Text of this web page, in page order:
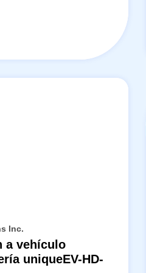
Inc.
a vehículo
uniqueEV-HD-